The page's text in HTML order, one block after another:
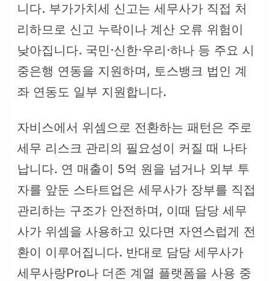
니다. 부가가치세 신고는 세무사가 직접 처
리하므로 신고 누락이나 계산 오류 위험이
낮아집니다. 국민·신한·우리·하나 등 주요 시
중은행 연동을 지원하며, 토스뱅크 법인 계
좌 연동도 일부 지원합니다.
자비스에서 위셈으로 전환하는 패턴은 주로
세무 리스크 관리의 필요성이 커질 때 나타
납니다. 연 매출이 5억 원을 넘거나 외부 투
자를 앞둔 스타트업은 세무사가 장부를 직접
관리하는 구조가 안전하며, 이때 담당 세무
사가 위셈을 사용하고 있다면 자연스럽게 전
환이 이루어집니다. 반대로 담당 세무사가
세무사랑Pro나 더존 계열 플랫폼을 사용 중